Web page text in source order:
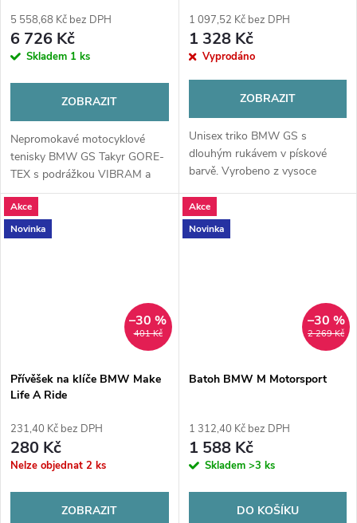
5 558,68 Kč bez DPH
6 726 Kč
Skladem 1 ks
ZOBRAZIT
Nepromokavé motocyklové
tenisky BMW GS Takyr GORE-
TEX s podrážkou VIBRAM a
zapínáním FREELOCK.
Maximální ochrana, stabilita v
terénu a komfort pro
1 097,52 Kč bez DPH
1 328 Kč
Vyprodáno
ZOBRAZIT
Unisex triko BMW GS s
dlouhým rukávem v pískové
barvě. Vyrobeno z vysoce
(240 g/m²) s nápisem Spirit of
GS a vertikálním brandingem
BMW Motorrad.
Akce
Novinka
401 Kč
–30 %
Přívěšek na klíče BMW Make
Life A Ride
231,40 Kč bez DPH
280 Kč
Nelze objednat 2 ks
ZOBRAZIT
Akce
Novinka
2 269 Kč
–30 %
Batoh BMW M Motorsport
1 312,40 Kč bez DPH
1 588 Kč
Skladem >3 ks
DO KOŠÍKU